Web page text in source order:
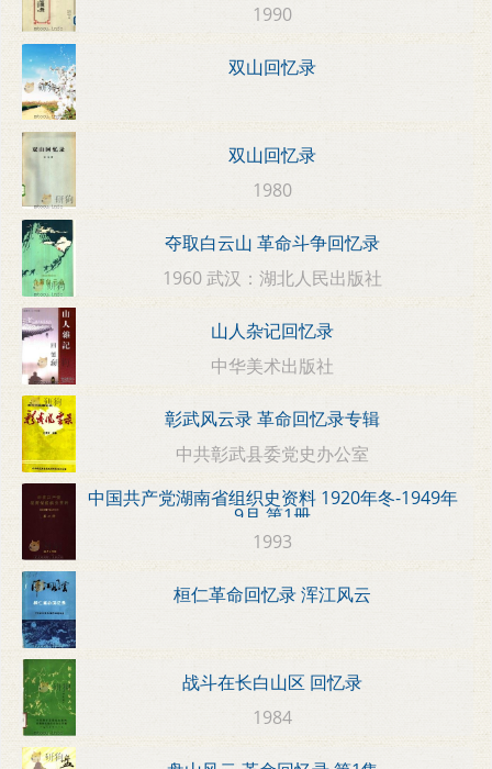
1990
双山回忆录
双山回忆录
1980
夺取白云山 革命斗争回忆录
1960 武汉：湖北人民出版社
山人杂记回忆录
中华美术出版社
彰武风云录 革命回忆录专辑
中共彰武县委党史办公室
中国共产党湖南省组织史资料 1920年冬-1949年
9月 第1册
1993
桓仁革命回忆录 浑江风云
战斗在长白山区 回忆录
1984